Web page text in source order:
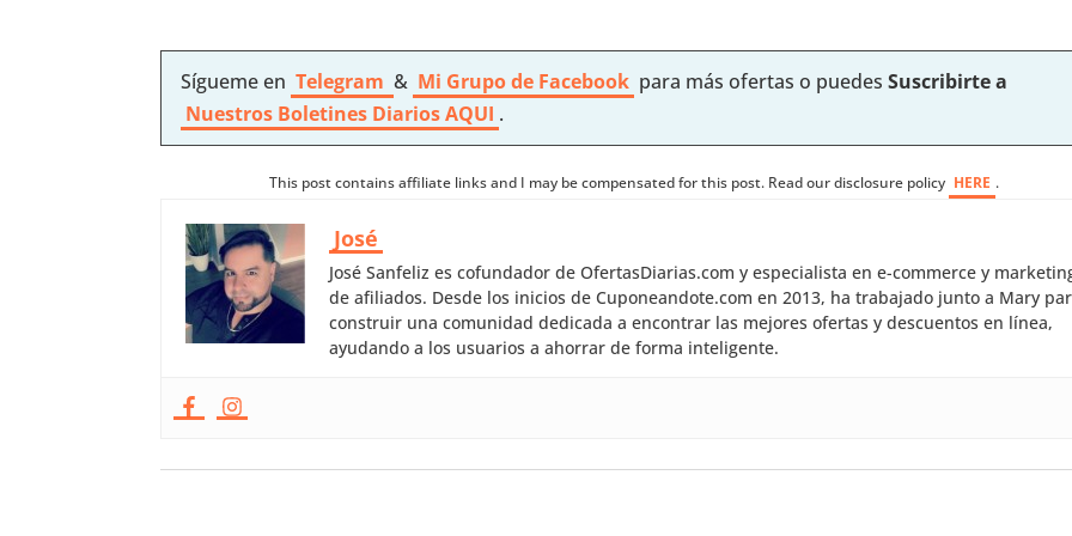
Sígueme en Telegram & Mi Grupo de Facebook para más ofertas o puedesSuscribirte a
Nuestros Boletines Diarios AQUI .
This post contains affiliate links and I may be compensated for this post. Read our disclosure policy HERE .
José
José Sanfeliz es cofundador de OfertasDiarias.com y especialista en e-commerce y
de afiliados. Desde los inicios de Cuponeandote.com en 2013, ha trabajado junto a Mary
construir una comunidad dedicada a encontrar las mejores ofertas y descuentos en línea,
ayudando a los usuarios a ahorrar de forma inteligente.